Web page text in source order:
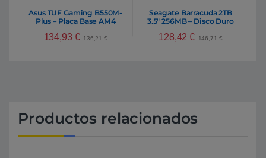
Asus TUF Gaming B550M-
Plus – Placa Base AM4
134,93 € 136,21€
Seagate Barracuda 2TB
3.5″ 256MB – Disco Duro
128,42€ 146,71€
Productos relacionados